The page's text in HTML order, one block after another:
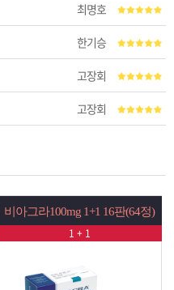
최명호
한기승
고장회
고장회
판(64정) 시알리스20mg